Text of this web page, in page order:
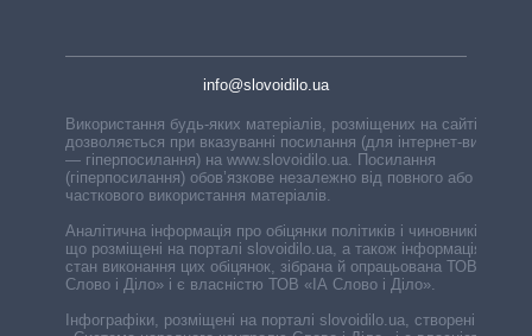
info@slovoidilo.ua
Використання будь-яких матеріалів, розміщених на сайті,
дозволяється при вказуванні посилання (для інтернет-видань
— гіперпосилання) на www.slovoidilo.ua. Посилання
(гіперпосилання) обов’язкове незалежно від повного або
часткового використання матеріалів.
Аналітична інформація про обіцянки політиків і чиновників,
що розміщені на порталі slovoidilo.ua, а також інформація про
стан виконання цих обіцянок, зібрана й опрацьована ТОВ «ІА
Слово і Діло» і є власністю ТОВ «ІА Слово і Діло».
Інфографіки, розміщені на порталі slovoidilo.ua, створені ГО